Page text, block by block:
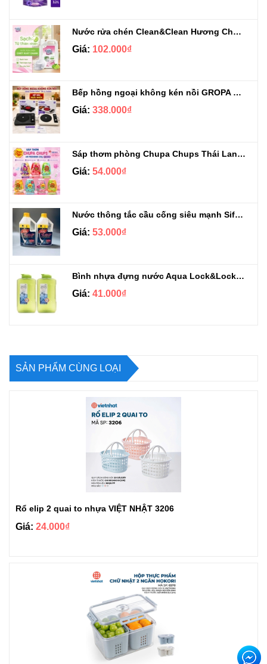
Nước rửa chén Clean&Clean Hương Chanh Can 5L
Giá: 102.000₫
Bếp hồng ngoại không kén nồi GROPA G1-608
Giá: 338.000₫
Sáp thơm phòng Chupa Chups Thái Lan 230g
Giá: 54.000₫
Nước thông tắc cầu cống siêu mạnh Sifa 1.4kg
Giá: 53.000₫
Bình nhựa đựng nước Aqua Lock&Lock 2.1L
Giá: 41.000₫
SẢN PHẨM CÙNG LOẠI
Rổ elip 2 quai to nhựa VIỆT NHẬT 3206
Giá: 24.000₫